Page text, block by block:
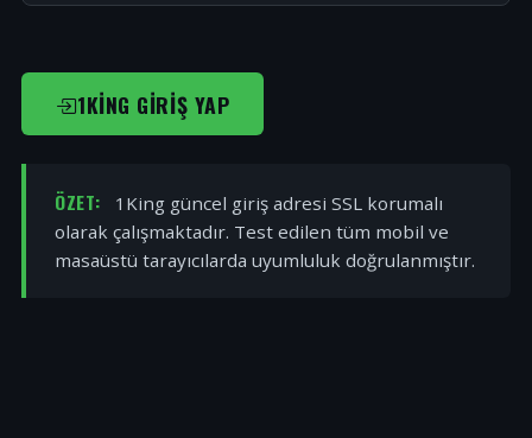
1KING GIRIŞ YAP
ÖZET:
1King güncel giriş adresi SSL korumalı
olarak çalışmaktadır. Test edilen tüm mobil ve
masaüstü tarayıcılarda uyumluluk doğrulanmıştır.